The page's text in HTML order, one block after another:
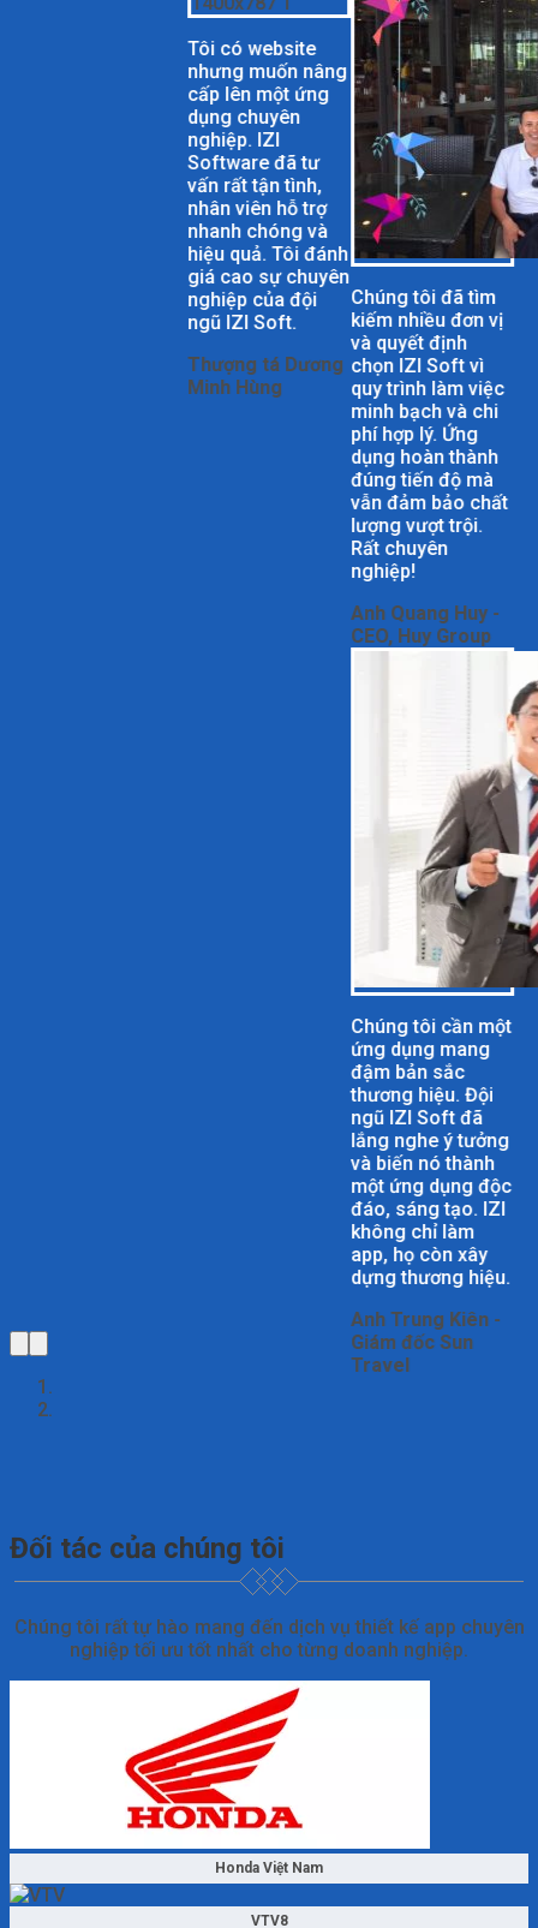
Chúng tôi đã tìm
kiếm nhiều đơn vị
và quyết định
chọn IZI Soft vì
quy trình làm việc
minh bạch và chi
phí hợp lý. Ứng
dụng hoàn thành
đúng tiến độ mà
vẫn đảm bảo chất
lượng vượt trội.
Rất chuyên
nghiệp!
Anh Quang Huy -
CEO, Huy Group
Chúng tôi cần một
ứng dụng mang
đậm bản sắc
thương hiệu. Đội
ngũ IZI Soft đã
lắng nghe ý tưởng
và biến nó thành
một ứng dụng độc
đáo, sáng tạo. IZI
không chỉ làm
app, họ còn xây
dựng thương hiệu.
Anh Trung Kiên -
Giám đốc Sun
Travel
Tôi có website
nhưng muốn nâng
cấp lên một ứng
dụng chuyên
nghiệp. IZI
Software đã tư
vấn rất tận tình,
nhân viên hỗ trợ
nhanh chóng và
hiệu quả. Tôi đánh
giá cao sự chuyên
nghiệp của đội
ngũ IZI Soft.
Thượng tá Dương
Minh Hùng
Đối tác của chúng tôi
Chúng tôi rất tự hào mang đến dịch vụ thiết kế app chuyên
nghiệp tối ưu tốt nhất cho từng doanh nghiệp.
Honda Việt Nam
VTV8